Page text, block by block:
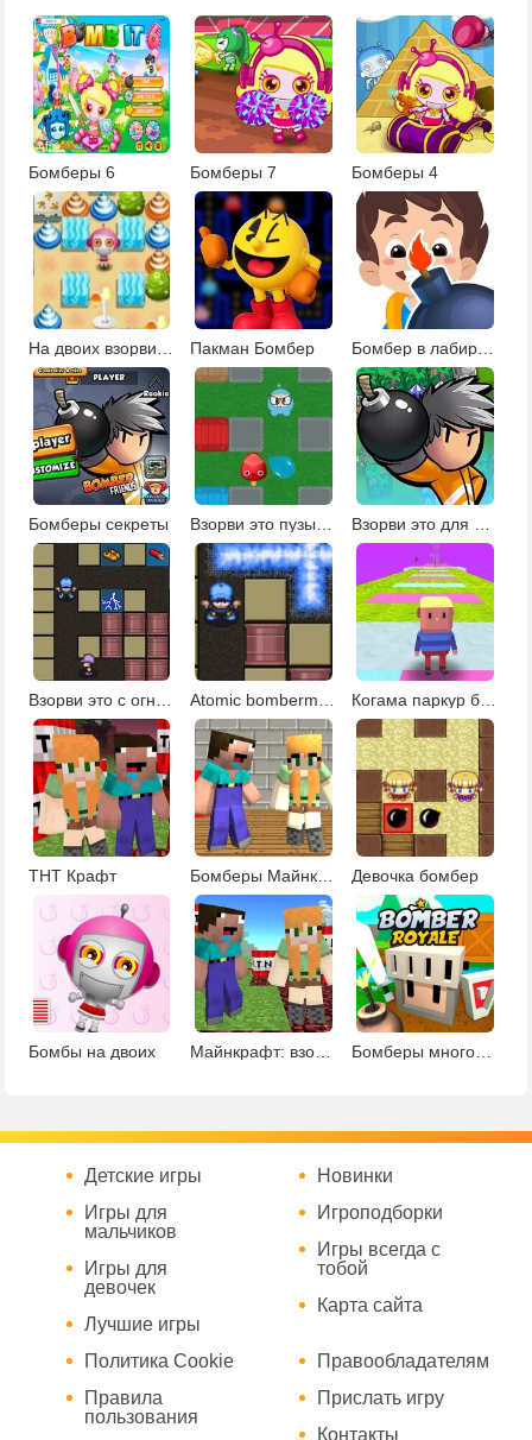
Бомберы 6 Бомберы 7 Бомберы 4
Пакман Бомбер Бомбер в лабиринте
Бомберы секреты
Когама паркур бомбермена
ТНТ Крафт Бомберы Майнкрафта Девочка бомбер
Бомбы на двоих Майнкрафт: взорви это Бомберы многопользовательская
Детские игры
Игры для
мальчиков
Игры для
девочек
Лучшие игры
Новинки
Игроподборки
Игры всегда с
тобой
Карта сайта
Политика Cookie
Правила
пользования
Правообладателям
Прислать игру
Контакты